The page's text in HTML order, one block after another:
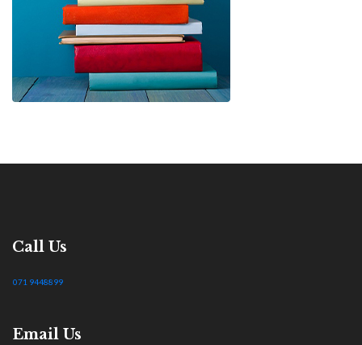
Call Us
071 9448899
Email Us